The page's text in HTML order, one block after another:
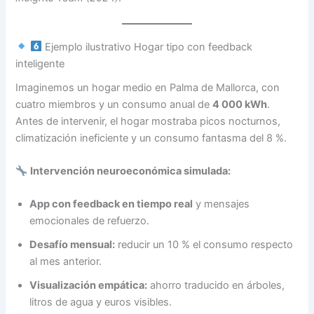
Ejemplo ilustrativo Hogar tipo con feedback
inteligente
Imaginemos un hogar medio en Palma de Mallorca, con
cuatro miembros y un consumo anual de4 000 kWh.
Antes de intervenir, el hogar mostraba picos nocturnos,
climatización ineficiente y un consumo fantasma del 8 %.
Intervención neuroeconómica simulada:
App con feedback en tiempo real y mensajes
emocionales de refuerzo.
Desafío mensual: reducir un 10 % el consumo respecto
al mes anterior.
Visualización empática: ahorro traducido en árboles,
litros de agua y euros visibles.